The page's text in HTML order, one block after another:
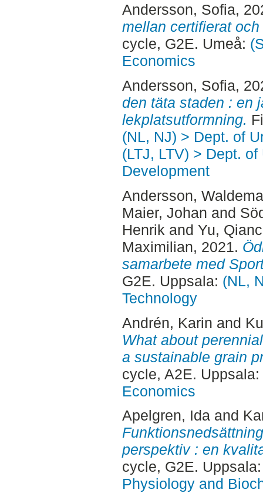
Andersson, Sofia,
mellan certifierat
cycle, G2E. Umeå:
Economics
Andersson, Sofia,
den täta staden : en
lekplatsutformning.
(NL, NJ) > Dept. of
(LTJ, LTV) > Dept.
Development
Andersson,
Maier, Johan and
Henrik and Yu,
Maximilian, 2021.
samarbete med
G2E. Uppsala: (NL,
Technology
Andrén, Karin and
What about
a sustainable grain
cycle, A2E. Uppsala:
Economics
Apelgren, Idaand
perspektiv : en
cycle, G2E.
Physiology and